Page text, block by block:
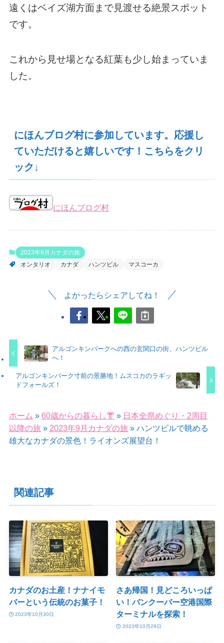
遠くはベイズ湖方面まで見渡せる絶景スポット
です。
これから見せ場となる紅葉も少し始まっていま
した。
にほんブログ村に参加しています。応援し
ていただけると嬉しいです！こちらをクリ
ック↓
にほんブログ村
2023年9月カナダの旅
オンタリオ
カナダ ハンツビル マスコーカ
よかったらシェアしてね！
アルゴンキンパークへの西の玄関口の街、ハンツビル
へ！
アルゴンキンパーク寸前の景勝地！ムスコカのラギッ
ドフォールズ！
ホーム » 60歳からの暮らし👘 » 日本全県めぐり・2周目
以降の旅 » 2023年9月カナダの旅 »ハンツビルで眺める
雄大なカナダの景色！ライオンズ展望台！
関連記事
カナダのお土産！ナナイモ
バーという伝統のお菓子！
2023年10月30日
さあ帰国！見どころいっぱ
い！バンクーバー空港国際
ターミナルを探索！
2023年10月29日